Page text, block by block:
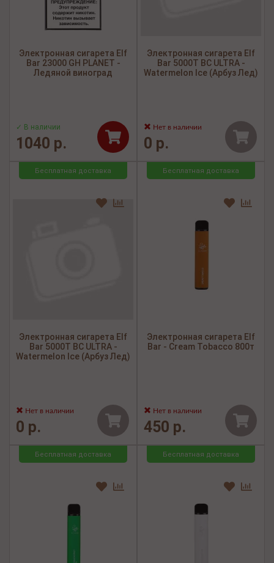
Электронная сигарета Elf
Bar 23000 GH PLANET -
Ледяной виноград
✓ В наличии
1040 р.
Электронная сигарета Elf
Bar 5000Т BC ULTRA -
Watermelon Ice (Арбуз Лед)
Нет в наличии
0 р.
Бесплатная доставка
Электронная сигарета Elf
Bar 5000Т BC ULTRA -
Watermelon Ice (Арбуз Лед)
Нет в наличии
0 р.
Бесплатная доставка
Электронная сигарета Elf
Bar - Cream Tobacco 800т
Нет в наличии
450 р.
Бесплатная доставка Бесплатная доставка